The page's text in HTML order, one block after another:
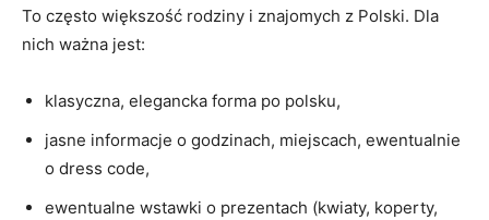
To często większość rodziny i znajomych z Polski. Dla
nich ważna jest:
klasyczna, elegancka forma po polsku,
jasne informacje o godzinach, miejscach, ewentualnie
o dress code,
ewentualne wstawki o prezentach (kwiaty, koperty,